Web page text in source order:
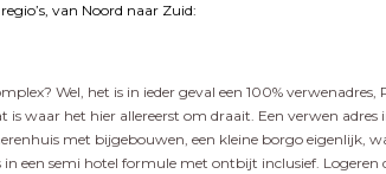
van Noord naar Zuid:
Wel, het is in ieder geval een 100%
waar het hier allereerst om draait. Een verwen
met bijgebouwen, een kleine borgo
in een semi hotel formule met ontbijt inclusief.